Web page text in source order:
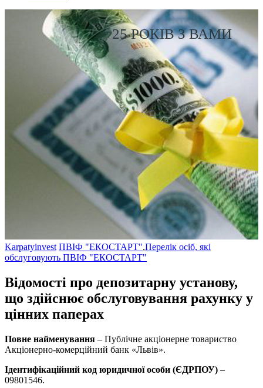
25 РОКІВ З ВАМИ
Karpatyinvest ПВІФ "ЕКОСТАРТ",Перелік осіб, які
обслуговують ПВІФ "ЕКОСТАРТ"
Відомості про депозитарну установу,
що здійснює обслуговування рахунку у
цінних паперах
Повне найменування – Публічне акціонерне товариство
Акціонерно-комерційний банк «Львів».
Ідентифікаційний код юридичної особи (ЄДРПОУ) –
09801546.